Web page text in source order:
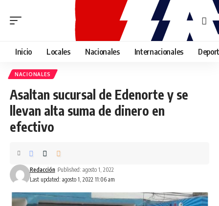
Inicio Locales Nacionales Internacionales
NACIONALES
Asaltan sucursal de Edenorte y se
llevan alta suma de dinero en
efectivo
Last updated: agosto 1, 2022 11:06 am
Redacción Published: agosto 1, 2022